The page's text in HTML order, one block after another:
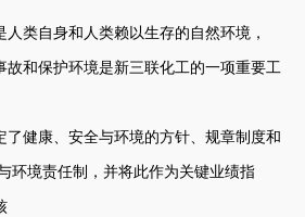
类自身和人类赖以生存的自然环境，
故和保护环境是新三联化工的一项重要工
康、安全与环境的方针、规章制度和
环境责任制，并将此作为关键业绩指